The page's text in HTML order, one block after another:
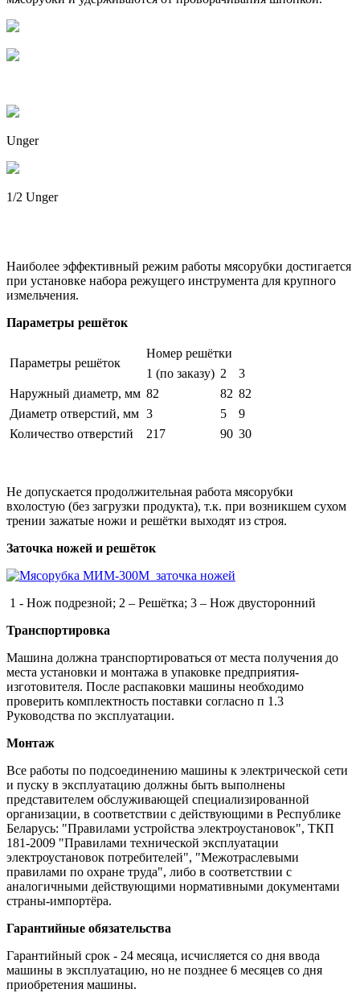
Unger
1/2 Unger
Наиболее эффективный режим работы мясорубки достигается
при установке набора режущего инструмента для крупного
измельчения.
Параметры решёток
Параметры решёток
Номер решётки
1 (по заказу) 2
3
Наружный диаметр, мм 82 82 82
Диаметр отверстий, мм 3 5
9
Количество отверстий
217 90 30
Не допускается продолжительная работа мясорубки
вхолостую (без загрузки продукта), т.к. при возникшем сухом
трении зажатые ножи и решётки выходят из строя.
Заточка ножей и решёток
1 - Нож подрезной; 2 – Решётка; 3 – Нож двусторонний
Транспортировка
Машина должна транспортироваться от места получения до
места установки и монтажа в упаковке предприятия-
изготовителя. После распаковки машины необходимо
проверить комплектность поставки согласно п 1.3
Руководства по эксплуатации.
Монтаж
Все работы по подсоединению машины к электрической сети
и пуску в эксплуатацию должны быть выполнены
представителем обслуживающей специализированной
организации, в соответствии с действующими в Республике
Беларусь: "Правилами устройства электроустановок", ТКП
181-2009 "Правилами технической эксплуатации
электроустановок потребителей", "Межотраслевыми
правилами по охране труда", либо в соответствии с
аналогичными действующими нормативными документами
страны-импортёра.
Гарантийные обязательства
Гарантийный срок - 24 месяца, исчисляется со дня ввода
машины в эксплуатацию, но не позднее 6 месяцев со дня
приобретения машины.